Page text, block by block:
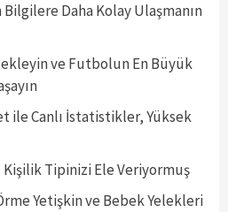
Daha Kolay Ulaşmanın
ve Futbolun En Büyük
ile Canlı İstatistikler, Yüksek
Kişilik Tipinizi Ele Veriyormuş
Yetişkin ve Bebek Yelekleri